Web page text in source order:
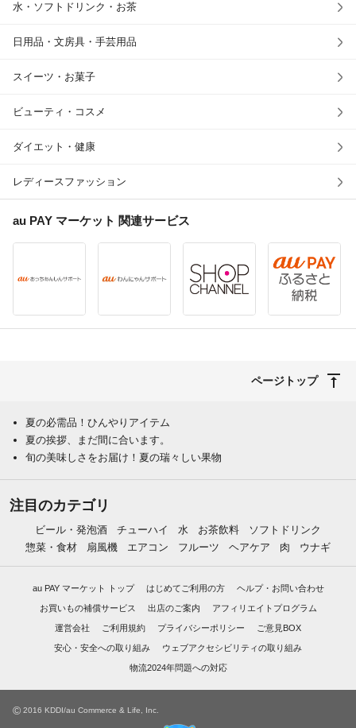
水・ソフトドリンク・お茶
日用品・文房具・手芸用品
スイーツ・お菓子
ビューティ・コスメ
ダイエット・健康
レディースファッション
au PAY マーケット 関連サービス
ページトップ
夏の必需品！ひんやりアイテム
夏の挨拶、まだ間に合います。
旬の美味しさをお届け！夏の瑞々しい果物
注目のカテゴリ
ビール・発泡酒 チューハイ 水 お茶飲料
ソフトドリンク
惣菜・食材
扇風機 エアコン フルーツ ヘアケア 肉 ウナギ
au PAY マーケット トップ はじめてご利用の方 ヘルプ・お問い合わせ
お買いもの補償サービス 出店のご案内 アフィリエイトプログラム
運営会社 ご利用規約 プライバシーポリシー ご意見BOX
安心・安全への取り組み ウェブアクセシビリティの取り組み
物流2024年問題への対応
© 2016 KDDI/au Commerce & Life, Inc.